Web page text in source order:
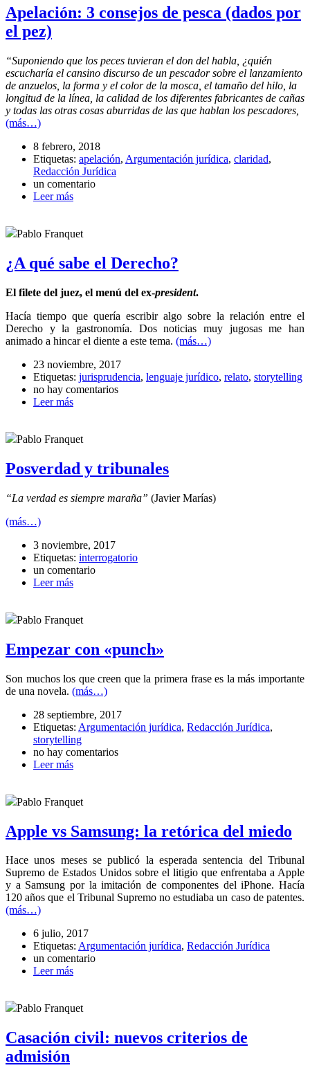
Apelación: 3 consejos de pesca (dados por
el pez)
“Suponiendo que los peces tuvieran el don del habla, ¿quién
escucharía el cansino discurso de un pescador sobre el lanzamiento
de anzuelos, la forma y el color de la mosca, el tamaño del hilo, la
longitud de la línea, la calidad de los diferentes fabricantes de cañas
y todas las otras cosas aburridas de las que hablan los pescadores,
(más…)
8 febrero, 2018
Etiquetas: apelación, Argumentación jurídica, claridad,
Redacción Jurídica
un comentario
Leer más
Pablo Franquet
¿A qué sabe el Derecho?
El filete del juez, el menú del ex-president.
Hacía tiempo que quería escribir algo sobre la relación entre el
Derecho y la gastronomía. Dos noticias muy jugosas me han
animado a hincar el diente a este tema. (más…)
23 noviembre, 2017
Etiquetas: jurisprudencia, lenguaje jurídico, relato, storytelling
no hay comentarios
Leer más
Pablo Franquet
Posverdad y tribunales
“La verdad es siempre maraña” (Javier Marías)
(más…)
3 noviembre, 2017
Etiquetas: interrogatorio
un comentario
Leer más
Pablo Franquet
Empezar con «punch»
Son muchos los que creen que la primera frase es la más importante
de una novela. (más…)
28 septiembre, 2017
Etiquetas: Argumentación jurídica, Redacción Jurídica,
storytelling
no hay comentarios
Leer más
Pablo Franquet
Apple vs Samsung: la retórica del miedo
Hace unos meses se publicó la esperada sentencia del Tribunal
Supremo de Estados Unidos sobre el litigio que enfrentaba a Apple
y a Samsung por la imitación de componentes del iPhone. Hacía
120 años que el Tribunal Supremo no estudiaba un caso de patentes.
(más…)
6 julio, 2017
Etiquetas: Argumentación jurídica, Redacción Jurídica
un comentario
Leer más
Pablo Franquet
Casación civil: nuevos criterios de
admisión